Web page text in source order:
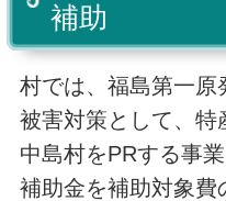
補助
村では、福島第一原
被害対策として、特
中島村をPRする事
補助金を補助対象費